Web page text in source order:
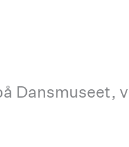
Dansmuseet,